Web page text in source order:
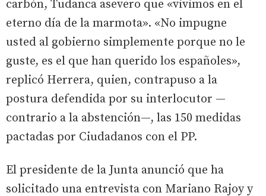
carbón, Tudanca asevero que «vivimos en el
eterno día de la marmota». «No impugne
usted al gobierno simplemente porque no le
guste, es el que han querido los españoles»,
replicó Herrera, quien, contrapuso a la
postura defendida por su interlocutor —
contrario a la abstención—, las 150 medidas
pactadas por Ciudadanos con el PP.
El presidente de la Junta anunció que ha
solicitado una entrevista con Mariano Rajoy y